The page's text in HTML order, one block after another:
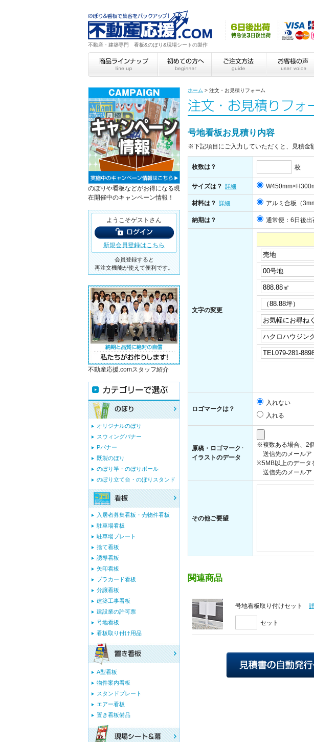
不動産・建築専門 看板&のぼり&現場シートの製作
ホーム > 注文・お見積りフォーム
号地看板お見積り内容
※下記項目にご入力していただくと、見積金
枚数は？ 枚
サイズは？ 詳細
材料は？ 詳細 アルミ合板（
納期は？ 通常便：6日後出
文字の変更
ロゴマークは？
入れない
入れる
原稿・ロゴマーク･
イラストのデータ
※複数ある場合、2
送信先のメールア
※5MB以上のデータ
送信先のメールア
その他ご要望
関連商品
号地看板取り付けセット
セット
のぼりや看板などがお得になる現
在開催中のキャンペーン情報！
ようこそゲストさん
新規会員登録はこちら
会員登録すると
再注文機能が使えて便利です。
不動産応援.comスタッフ紹介
オリジナルのぼり
スウィングバナー
Pバナー
既製のぼり
のぼり竿・のぼりポール
のぼり立て台・のぼりスタンド
入居者募集看板・売物件看板
駐車場看板
駐車場プレート
捨て看板
誘導看板
矢印看板
プラカード看板
分譲看板
建築工事看板
建設業の許可票
号地看板
看板取り付け用品
A型看板
物件案内看板
スタンドプレート
エアー看板
置き看板備品